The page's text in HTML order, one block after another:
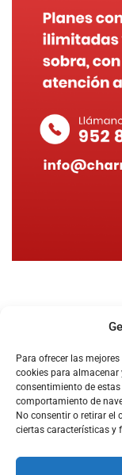
Para ofrecer las
cookies para
consentimiento de
comportamiento de
No consentir o retirar el
ciertas características y